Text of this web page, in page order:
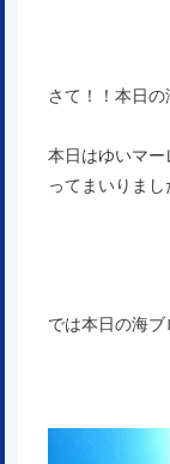
さて！！本日の
本日はゆいマ
ってまいりまし
では本日の海ブ